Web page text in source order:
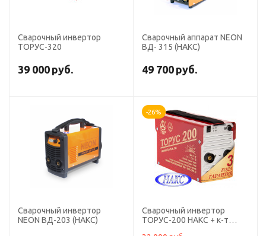
Сварочный инвертор
ТОРУС-320
39 000 руб.
Сварочный аппарат NEON
ВД- 315 (НАКС)
49 700 руб.
Сварочный инвертор
NEON ВД-203 (НАКС)
-26%
Сварочный инвертор
ТОРУС-200 НАКС + к-т